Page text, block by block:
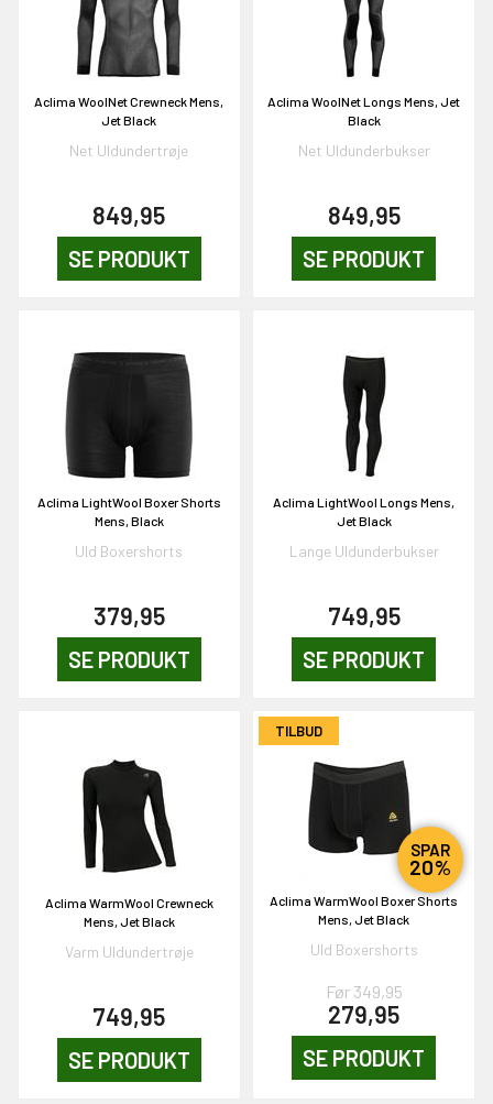
Aclima WoolNet Crewneck Mens,
Jet Black
Net Uldundertrøje
849,95
SE PRODUKT
Aclima WoolNet Longs Mens, Jet
Black
Net Uldunderbukser
849,95
SE PRODUKT
Aclima LightWool Boxer Shorts
Mens, Black
Uld Boxershorts
379,95
SE PRODUKT
Aclima LightWool Longs Mens,
Jet Black
Lange Uldunderbukser
749,95
SE PRODUKT
Aclima WarmWool Crewneck
Mens, Jet Black
Varm Uldundertrøje
749,95
SE PRODUKT
TILBUD
SPAR
20%
Aclima WarmWool Boxer Shorts
Mens, Jet Black
Uld Boxershorts
Før 349,95
279,95
SE PRODUKT
PÅ
om et gavekort på
om måneden
VIND!
DELTAG!